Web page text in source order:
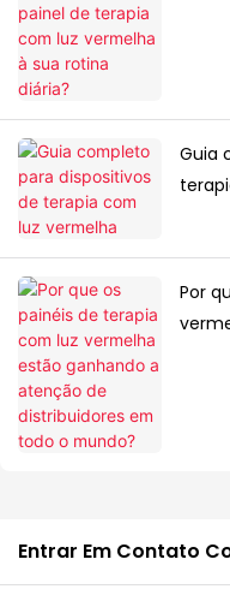
Guia
Por
de
Entrar Em Contato